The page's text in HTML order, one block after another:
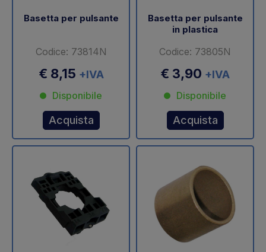
Basetta per pulsante
Codice: 73814N
€ 8,15 +IVA
Disponibile
Acquista
Basetta per pulsante
in plastica
Codice: 73805N
€ 3,90 +IVA
Disponibile
Acquista